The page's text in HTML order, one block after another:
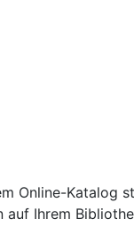
Online-Katalog
Ihrem